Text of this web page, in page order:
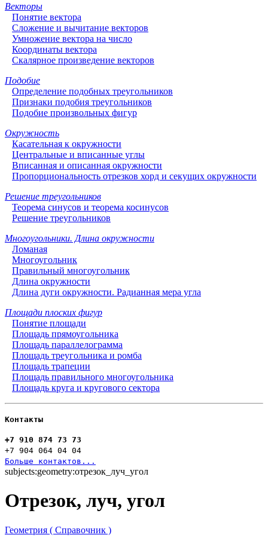
Векторы
Понятие вектора
Сложение и вычитание векторов
Умножение вектора на число
Координаты вектора
Скалярное произведение векторов
Подобие
Определение подобных треугольников
Признаки подобия треугольников
Подобие произвольных фигур
Окружность
Касательная к окружности
Центральные и вписанные углы
Вписанная и описанная окружности
Пропорциональность отрезков хорд и секущих окружности
Решение треугольников
Теорема синусов и теорема косинусов
Решение треугольников
Многоугольники. Длина окружности
Ломаная
Многоугольник
Правильный многоугольник
Длина окружности
Длина дуги окружности. Радианная мера угла
Площади плоских фигур
Понятие площади
Площадь прямоугольника
Площадь параллелограмма
Площадь треугольника и ромба
Площадь трапеции
Площадь правильного многоугольника
Площадь круга и кругового сектора
Контакты
+7 910 874 73 73
+7 904 064 04 04
Больше контактов...
subjects:geometry:отрезок_луч_угол
Отрезок, луч, угол
Геометрия ( Справочник )